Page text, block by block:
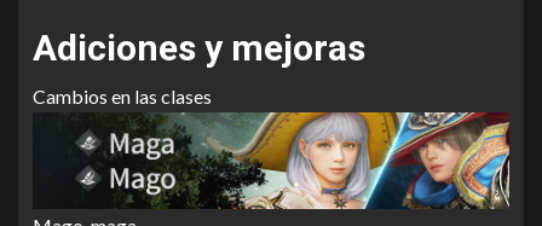
Adiciones y mejoras
Cambios en las clases